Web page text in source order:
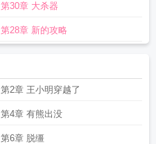
第30章 大杀器
第28章 新的攻略
第2章 王小明穿越了
第4章 有熊出没
第6章 脱缰